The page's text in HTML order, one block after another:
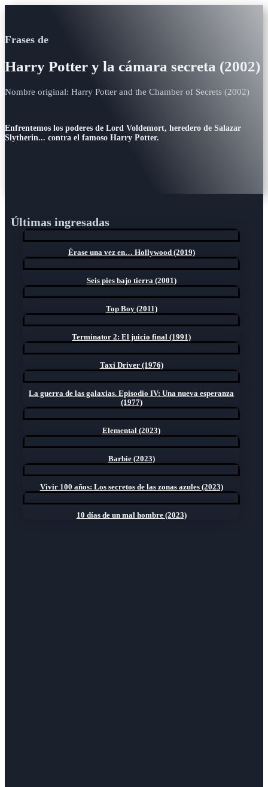
Frases de
Harry Potter y la cámara secreta (2002)
Nombre original: Harry Potter and the Chamber of Secrets (2002)
Enfrentemos los poderes de Lord Voldemort, heredero de Salazar
Slytherin... contra el famoso Harry Potter.
Últimas ingresadas
Érase una vez en… Hollywood (2019)
Seis pies bajo tierra (2001)
Top Boy (2011)
Terminator 2: El juicio final (1991)
Taxi Driver (1976)
La guerra de las galaxias. Episodio IV: Una nueva esperanza
(1977)
Elemental (2023)
Barbie (2023)
Vivir 100 años: Los secretos de las zonas azules (2023)
10 días de un mal hombre (2023)